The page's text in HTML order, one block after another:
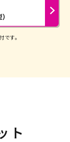
す。
ト